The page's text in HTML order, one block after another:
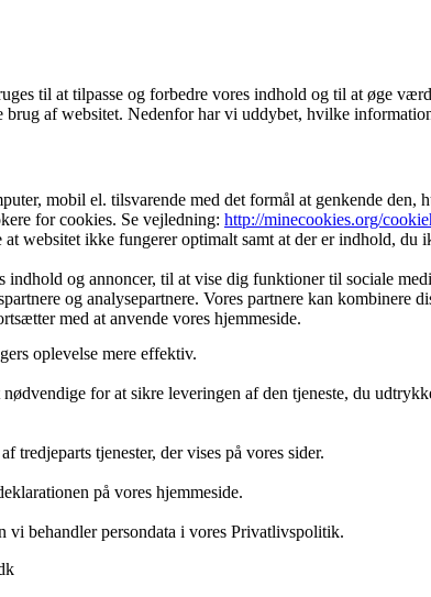
til at tilpasse og forbedre vores indhold og til at øge
brug af websitet. Nedenfor har vi uddybet, hvilke
mobil el. tilsvarende med det formål at genkende
for cookies. Se vejledning: http://minecookies.org/
websitet ikke fungerer optimalt samt at der er indhold, du
og annoncer, til at vise dig funktioner til sociale
og analysepartnere. Vores partnere kan kombinere
med at anvende vores hjemmeside.
oplevelse mere effektiv.
for at sikre leveringen af den tjeneste, du
tjenester, der vises på vores sider.
på vores hjemmeside.
vi behandler persondata i vores Privatlivspolitik.